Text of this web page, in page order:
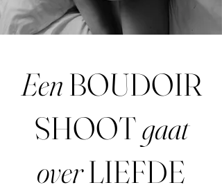
Een BOUDOIR
SHOOTgaat
overLIEFDE